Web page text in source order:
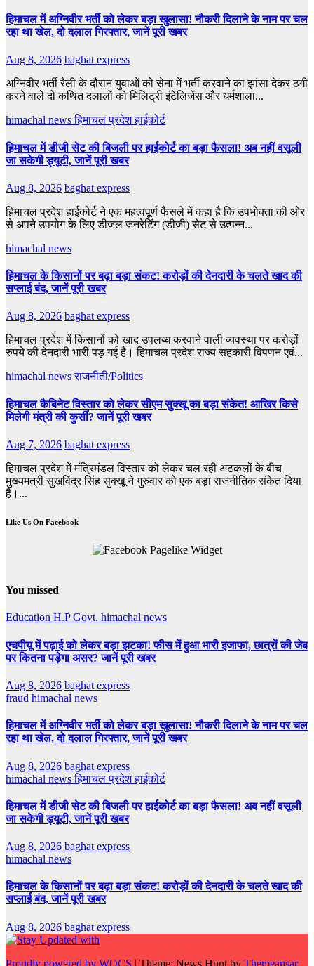
हिमाचल में अग्निवीर भर्ती को लेकर बड़ा खुलासा! नौकरी दिलाने के नाम पर चल
रहा था खेल, दो दलाल गिरफ्तार, जानें पूरी खबर
Aug 8, 2026 baghat express
अग्निवीर भर्ती रैली के दौरान युवाओं को सेना में भर्ती करवाने का झांसा देकर ठगी
करने वाले दो कथित दलालों को मिलिट्री इंटेलिजेंस और धर्मशाला...
himachal newsहिमाचल प्रदेश हाईकोर्ट
हिमाचल में डीजी सेट की बिजली पर हाईकोर्ट का बड़ा फैसला! अब नहीं वसूली
जा सकेगी ड्यूटी, जानें पूरी खबर
Aug 8, 2026 baghat express
हिमाचल प्रदेश हाईकोर्ट ने एक महत्वपूर्ण फैसले में कहा है कि उपभोक्ता की ओर
से अपने उपयोग के लिए डीजल जनरेटिंग (डीजी) सेट से उत्पन्न...
himachal news
हिमाचल के किसानों पर बढ़ा बड़ा संकट! करोड़ों की देनदारी के चलते खाद की
सप्लाई बंद, जानें पूरी खबर
Aug 8, 2026 baghat express
हिमाचल प्रदेश में किसानों को खाद उपलब्ध करवाने वाली व्यवस्था पर करोड़ों
रुपये की देनदारी भारी पड़ गई है। हिमाचल प्रदेश राज्य सहकारी विपणन एवं...
himachal newsराजनीती/Politics
हिमाचल कैबिनेट विस्तार को लेकर सीएम सुक्खू का बड़ा संकेत! आखिर किसे
मिलेगी मंत्री की कुर्सी? जानें पूरी खबर
Aug 7, 2026 baghat express
हिमाचल प्रदेश में मंत्रिमंडल विस्तार को लेकर चल रही अटकलों के बीच
मुख्यमंत्री सुखविंद्र सिंह सुक्खू ने गुरुवार को एक बड़ा राजनीतिक संकेत दिया
है।...
Like Us On Facebook
You missed
Education H.P Govt. himachal news
एचपीयू में पढ़ाई को लेकर बड़ा झटका! फीस में हुआ भारी इजाफा, छात्रों की जेब
पर कितना पड़ेगा असर? जानें पूरी खबर
Aug 8, 2026 baghat express
fraud himachal news
हिमाचल में अग्निवीर भर्ती को लेकर बड़ा खुलासा! नौकरी दिलाने के नाम पर चल
रहा था खेल, दो दलाल गिरफ्तार, जानें पूरी खबर
Aug 8, 2026 baghat express
himachal newsहिमाचल प्रदेश हाईकोर्ट
हिमाचल में डीजी सेट की बिजली पर हाईकोर्ट का बड़ा फैसला! अब नहीं वसूली
जा सकेगी ड्यूटी, जानें पूरी खबर
Aug 8, 2026 baghat express
himachal news
हिमाचल के किसानों पर बढ़ा बड़ा संकट! करोड़ों की देनदारी के चलते खाद की
सप्लाई बंद, जानें पूरी खबर
Aug 8, 2026 baghat express
Proudly powered by WOCS | Theme: News Hunt by Themeansar.